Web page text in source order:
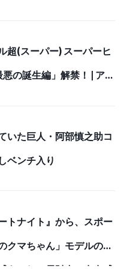
超(スーパー) スーパーヒ
の誕生編」解禁！ | アニ
いた巨人・阿部慎之助コ
ベンチ入り
トナイト』から、スポー
クマちゃん」モデルのバ